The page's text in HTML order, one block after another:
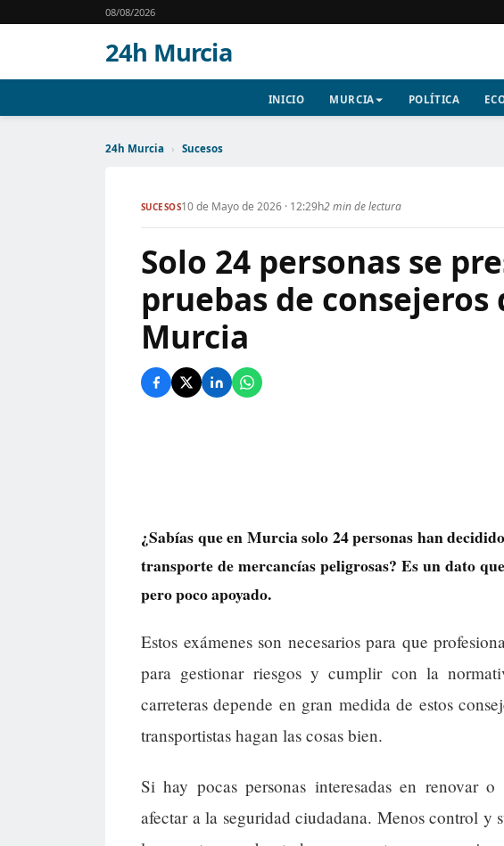
08/08/2026
24h Murcia
INICIO MURCIA POLÍTICA
24h Murcia › Sucesos
SUCESOS10 de Mayo de 2026 · 12:29h2 min de lectura
Solo 24 personas se
pruebas de consejeros
Murcia
¿Sabías que en Murcia solo 24 personas han
transporte de mercancías peligrosas? Es un dato
pero poco apoyado.
Estos exámenes son necesarios para que
para gestionar riesgos y cumplir con la
carreteras depende en gran medida de estos
transportistas hagan las cosas bien.
Si hay pocas personas interesadas en renovar
afectar a la seguridad ciudadana. Menos control y